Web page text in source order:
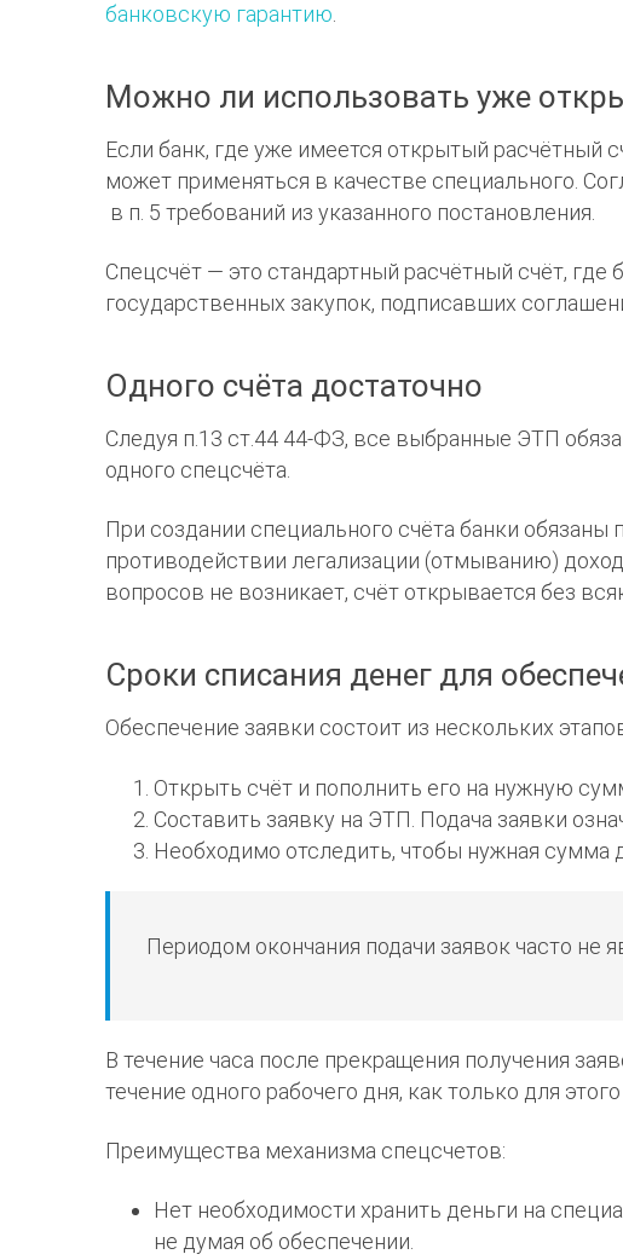
банковскую гарантию
Можно ли использовать уже
Если банк, где уже имеется открытый расчётный
может применяться в качестве специального.
в п. 5 требований из указанного постановления.
Спецсчёт — это стандартный расчётный счёт,
государственных закупок, подписавших
Одного счёта достаточно
Следуя п.13 ст.44 44-ФЗ, все выбранные ЭТП
одного спецсчёта.
При создании специального счёта банки
противодействии легализации (отмыванию)
вопросов не возникает, счёт открывается без
Сроки списания денег для
Обеспечение заявки состоит из нескольких
Открыть счёт и пополнить его на нужную
Составить заявку на ЭТП. Подача заявки
Необходимо отследить, чтобы нужная сумма
Периодом окончания подачи заявок часто не
В течение часа после прекращения получения
течение одного рабочего дня, как только для
Преимущества механизма спецсчетов:
Нет необходимости хранить деньги на
не думая об обеспечении.